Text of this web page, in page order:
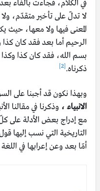
في الكلام، فجاءت بالفاء
لا تدلّ على تأخير متقدّم،
المعنى فيها ولا معها، حيث
الرحيم أما بعد فقد كان
بسم الله، فقد كان كذا وكذا
ذكرناه‏.[2]
وبهذا نكون قد أجبنا على
الانبياء ، وذكرنا في مقالنا
مع إدراج بعض الأدلة على
التاريخية التي نسب إليها
أمّا بعد وعن إعرابها في